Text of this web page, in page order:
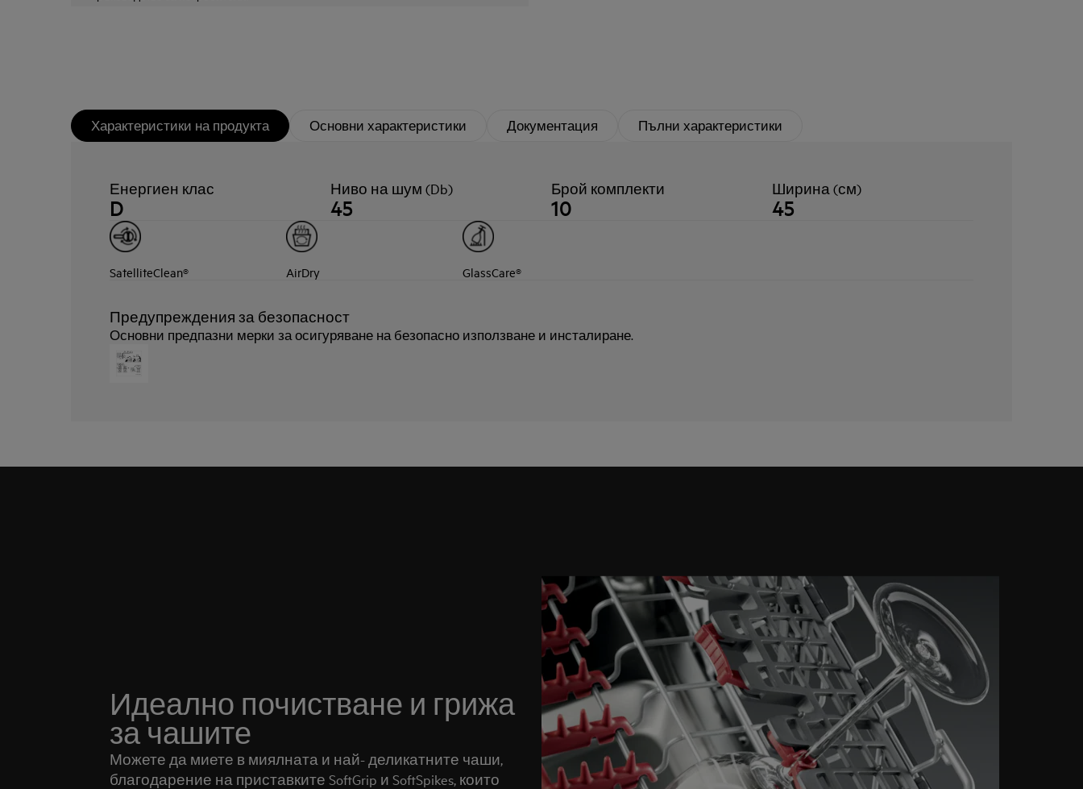
Характеристики на продукта Основни характеристики Документация Пълни характеристики
Енергиен клас
D
Ниво на шум (Db)
45
Брой комплекти
10
Ширина (см)
45
SatelliteClean® AirDry GlassCare®
Предупреждения за безопасност
Основни предпазни мерки за осигуряване на безопасно използване и инсталиране.
Идеално почистване и грижа
за чашите
Можете да миете в миялната и най- деликатните чаши,
благодарение на приставките SoftGrip и SoftSpikes, които